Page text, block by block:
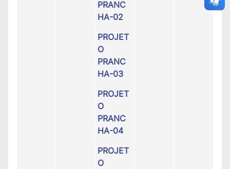
PRANC
HA-02
PROJET
O
PRANC
HA-03
PROJET
O
PRANC
HA-04
PROJET
O